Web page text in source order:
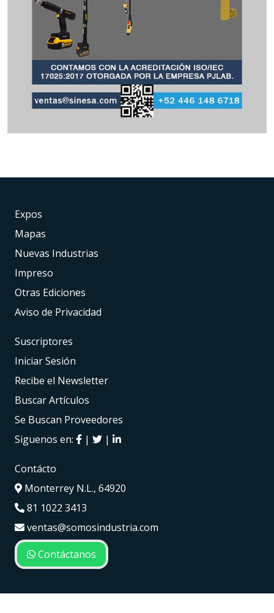
Expos
Mapas
Nuevas Industrias
Impreso
Otras Ediciones
Aviso de Privacidad
Suscriptores
Iniciar Sesión
Recibe el Newsletter
Buscar Artículos
Se Buscan Proveedores
Siguenos en:
| |
Contácto
Monterrey N.L., 64920
81 1022 3413
ventas@somosindustria.com
Contáctanos